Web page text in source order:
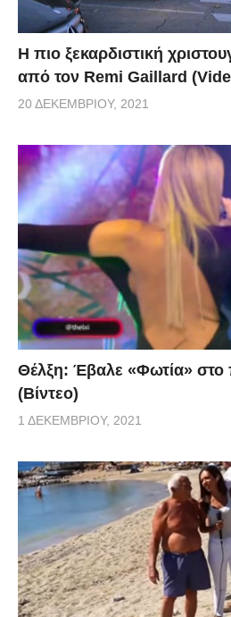
Η πιο ξεκαρδιστική
από τον Remi Gaillard
20 ΔΕΚΕΜΒΡΊΟΥ, 2021
Θέλξη: Έβαλε «Φωτία» στο
(Βίντεο)
1 ΔΕΚΕΜΒΡΊΟΥ, 2021